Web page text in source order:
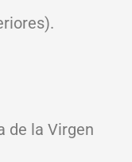
de la Virgen